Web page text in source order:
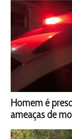
Homem é
ameaças de